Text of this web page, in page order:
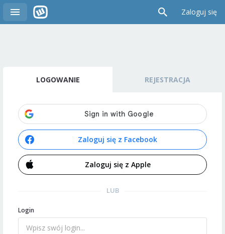
Zaloguj się
LOGOWANIE REJESTRACJA
Zaloguj się z Facebook
Zaloguj się z Apple
LUB
Login